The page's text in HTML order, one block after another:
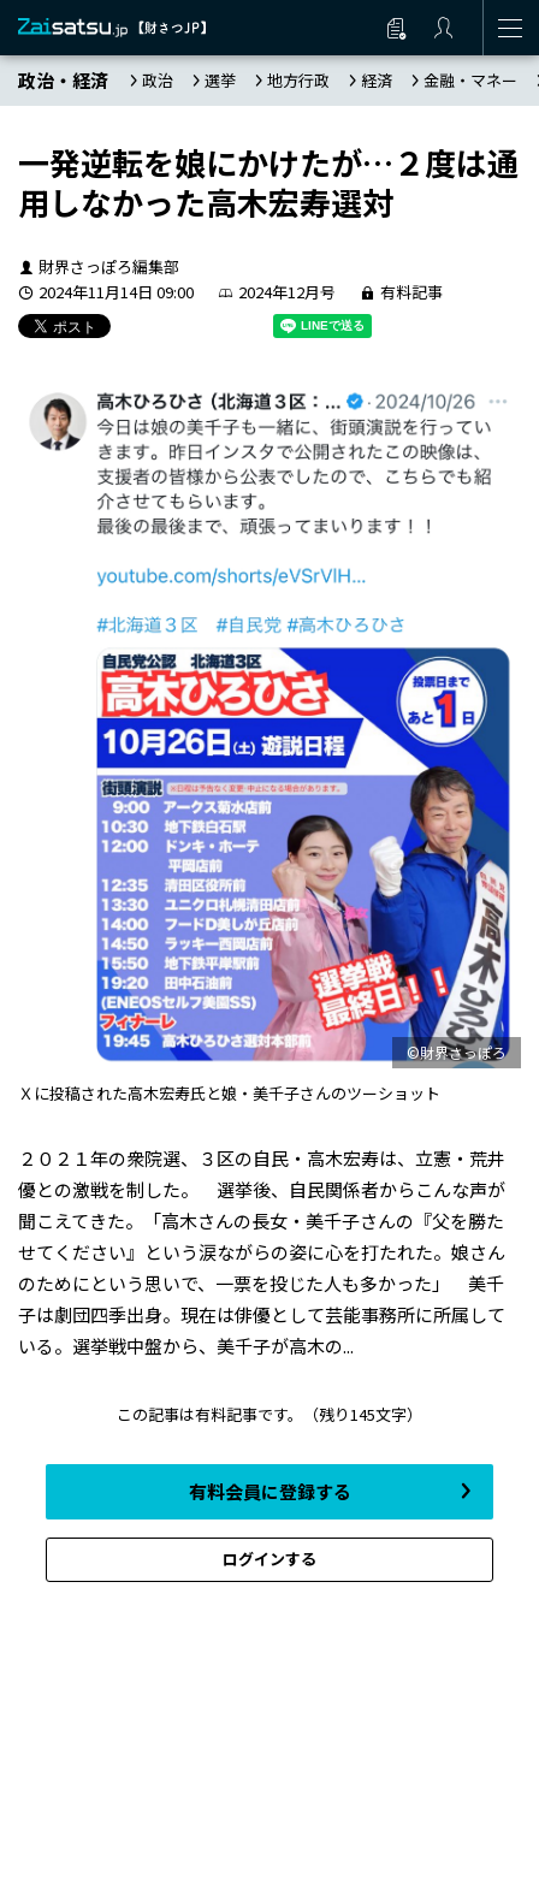
政治・経済 政治 選挙 地方行政 経済 金融・マネー
一発逆転を娘にかけたが…２度は通
用しなかった高木宏寿選対
財界さっぽろ編集部
2024年11月14日 09:00
2024年12月号 有料記事
©財界さっぽろ
Ｘに投稿された高木宏寿氏と娘・美千子さんのツーショット
２０２１年の衆院選、３区の自民・高木宏寿は、立憲・荒井
優との激戦を制した。 選挙後、自民関係者からこんな声が
聞こえてきた。「高木さんの長女・美千子さんの『父を勝た
せてください』という涙ながらの姿に心を打たれた。娘さん
のためにという思いで、一票を投じた人も多かった」 美千
子は劇団四季出身。現在は俳優として芸能事務所に所属して
いる。選挙戦中盤から、美千子が高木の...
この記事は有料記事です。 （残り145文字）
有料会員に登録する
ログインする